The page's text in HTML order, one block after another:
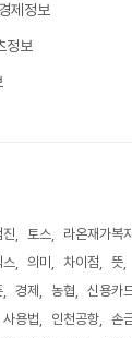
제정보
정보
토스 라온재가복
스
의미 차이점 뜻
경제 농협 신용카
사용법 인천공항 손